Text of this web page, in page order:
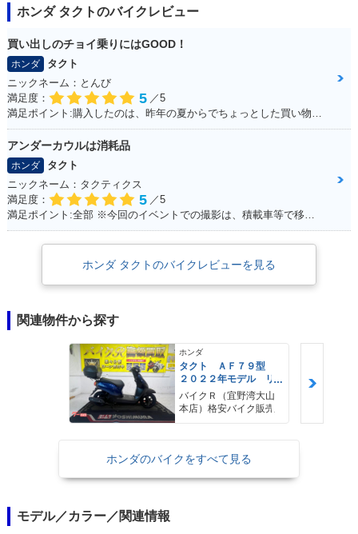
ホンダ タクトのバイクレビュー
買い出しのチョイ乗りにはGOOD！
ホンダ
タクト
ニックネーム：とんび
満足度：
5 ／5
満足ポイント:購入したのは、昨年の夏からでちょっとした買い物で出かけるときにとても重宝しております。 手荷物も予想以上に運べるし、入り組んだ道が多い沖縄では小回りが利くのでお勧めです。
アンダーカウルは消耗品
ホンダ
タクト
ニックネーム：タクティクス
満足度：
5 ／5
満足ポイント:全部 ※今回のイベントでの撮影は、積載車等で移動をしており、 公道の走行はしておりません。
ホンダ タクトのバイクレビューを見る
関連物件から探す
ホンダ
タクト ＡＦ７９型
２０２２年モデル リ
アキャリア リアＢＯ
Ｘ センタースタン
ド スペアキー
バイクＲ（宜野湾大山
本店）格安バイク販売
ホンダのバイクをすべて見る
モデル／カラー／関連情報